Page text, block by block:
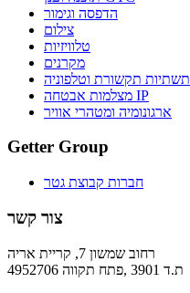
הדפסה וגימור
צילום
טלוויזיות
מקרנים
תשתיות תקשורת וטלפוניה
מצלמות אבטחה IP
ארגונומיה ומטהרי אוויר
Getter Group
חברות קבוצת גטר
צור קשר
רחוב שמשון 7, קריית אריה
ת.ד 3901 ,פתח תקווה 4952706